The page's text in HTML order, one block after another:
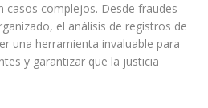
casos complejos. Desde fraudes
el análisis de registros de
una herramienta invaluable para
y garantizar que la justicia